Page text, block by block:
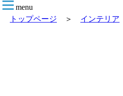
menu
トップページ ＞ インテリア